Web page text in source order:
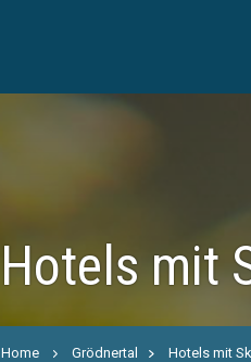
Hotels mit
Home Grödnertal Hotels mit